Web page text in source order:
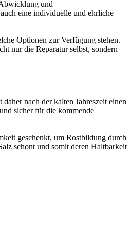
und
eine individuelle und ehrliche
Optionen zur Verfügung stehen.
nur die Reparatur selbst, sondern
nach der kalten Jahreszeit einen
sicher für die kommende
geschenkt, um Rostbildung durch
schont und somit deren Haltbarkeit